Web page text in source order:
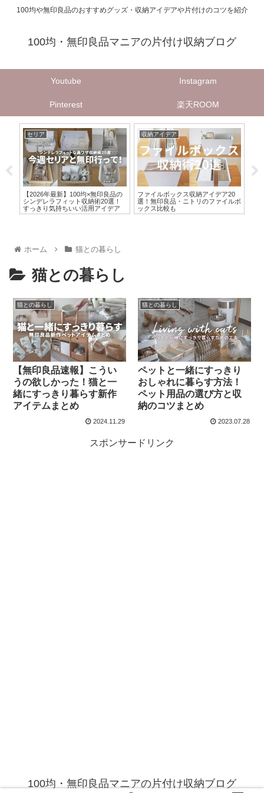
100均や無印良品のおすすめグッズ・収納アイデアや片付けのコツを紹介
100均・無印良品マニアの片付け収納ブログ
Youtube Instagram
Pinterest 楽天ROOM
セリア
【2026年最新】100均×無印良品の
シンデレラフィット収納術20選！
すっきり気持ちいい活用アイデア
収納アイデア
ファイルボックス収納アイデア20
選！無印良品・ニトリのファイルボ
ックス比較も
ホーム 猫との暮らし
猫との暮らし
猫との暮らし
【無印良品速報】こうい
うの欲しかった！猫と一
緒にすっきり暮らす新作
アイテムまとめ
2024.11.29
猫との暮らし
ペットと一緒にすっきり
おしゃれに暮らす方法！
ペット用品の選び方と収
納のコツまとめ
2023.07.28
スポンサードリンク
100均・無印良品マニアの片付け収納ブログ